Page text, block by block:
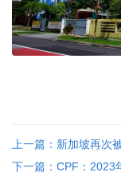
上一篇：新加坡再次
下一篇：CPF：2023